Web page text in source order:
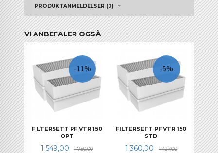
PRODUKTANMELDELSER (0)
VI ANBEFALER OGSÅ
FILTERSETT PF VTR 150
OPT
Tilbud
1 549,00 1 750,00Rabatt
-11%
FILTERSETT PF VTR 150
STD
Tilbud
1 360,00 1 427,00Rabatt
-5%